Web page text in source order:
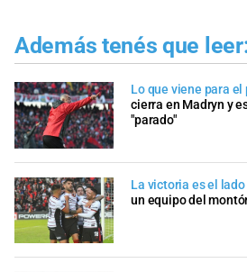
Además tenés que
Lo que viene para
cierra en Madryn y
"parado"
La victoria es el
un equipo del